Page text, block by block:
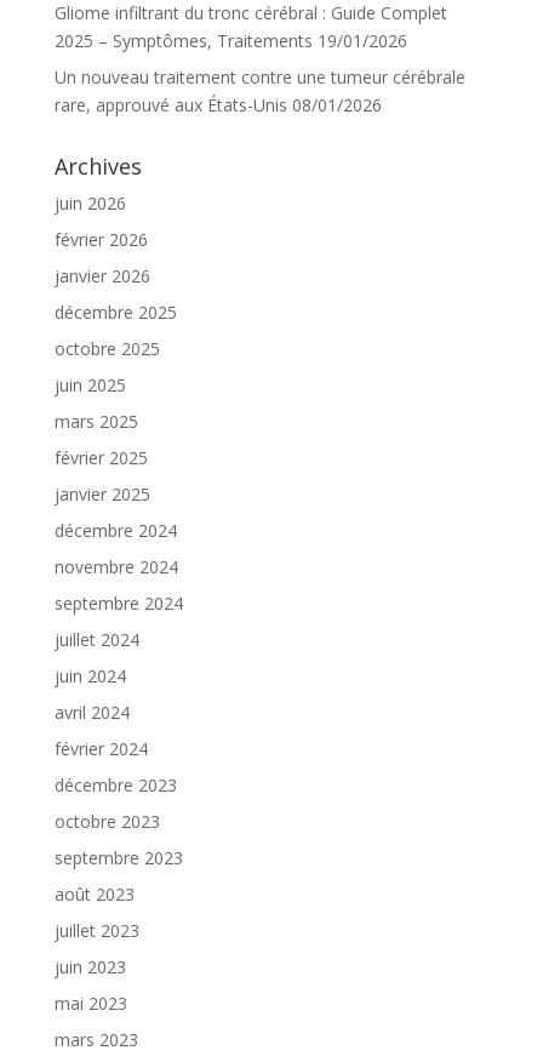
Gliome infiltrant du tronc cérébral : Guide Complet
2025 – Symptômes, Traitements 19/01/2026
Un nouveau traitement contre une tumeur cérébrale
rare, approuvé aux États-Unis 08/01/2026
Archives
juin 2026
février 2026
janvier 2026
décembre 2025
octobre 2025
juin 2025
mars 2025
février 2025
janvier 2025
décembre 2024
novembre 2024
septembre 2024
juillet 2024
juin 2024
avril 2024
février 2024
décembre 2023
octobre 2023
septembre 2023
août 2023
juillet 2023
juin 2023
mai 2023
mars 2023